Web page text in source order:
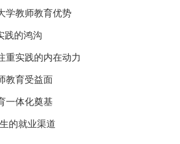
学教师教育优势
践的鸿沟
重实践的内在动力
教育受益面
一体化奠基
的就业渠道